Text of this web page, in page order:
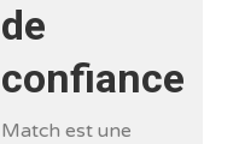
de
confiance
Match est une